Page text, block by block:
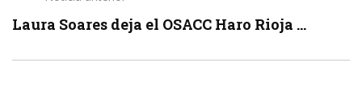
Laura Soares deja el OSACC Haro Rioja ...